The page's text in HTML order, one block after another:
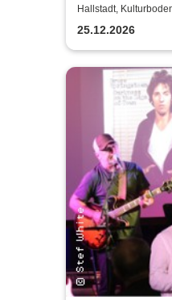
Rock Tribute
Hallstadt,
25.12.2026